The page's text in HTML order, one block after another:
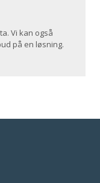
Vi kan også
på en løsning.